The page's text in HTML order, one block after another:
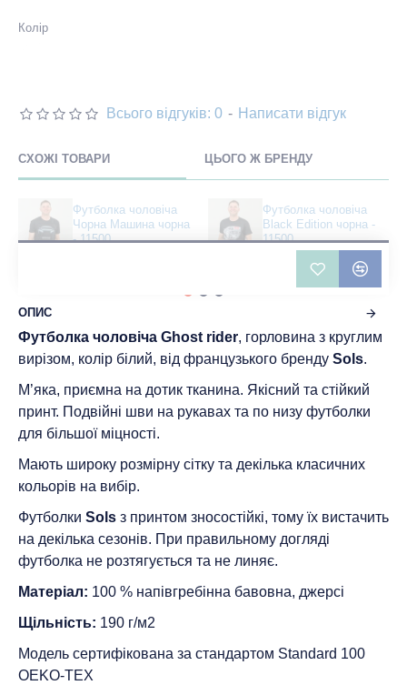
Всього відгуків: 0 - Написати відгук
Колір
СХОЖІ ТОВАРИ ЦЬОГО Ж БРЕНДУ
Футболка чоловіча
Чорна Машина чорна
- 11500
Футболка чоловіча
Black Edition чорна -
11500
ОПИС
Футболка чоловіча Ghost rider, горловина з круглим
вирізом, колір білий, від французького бренду Sols.
М’яка, приємна на дотик тканина. Якісний та стійкий
принт. Подвійні шви на рукавах та по низу футболки
для більшої міцності.
Мають широку розмірну сітку та декілька класичних
кольорів на вибір.
Футболки Sols з принтом зносостійкі, тому їх вистачить
на декілька сезонів. При правильному догляді
футболка не розтягується та не линяє.
Матеріал: 100 % напівгребінна бавовна, джерсі
Щільність: 190 г/м2
Модель сертифікована за стандартом Standard 100
ОEKO-TEX